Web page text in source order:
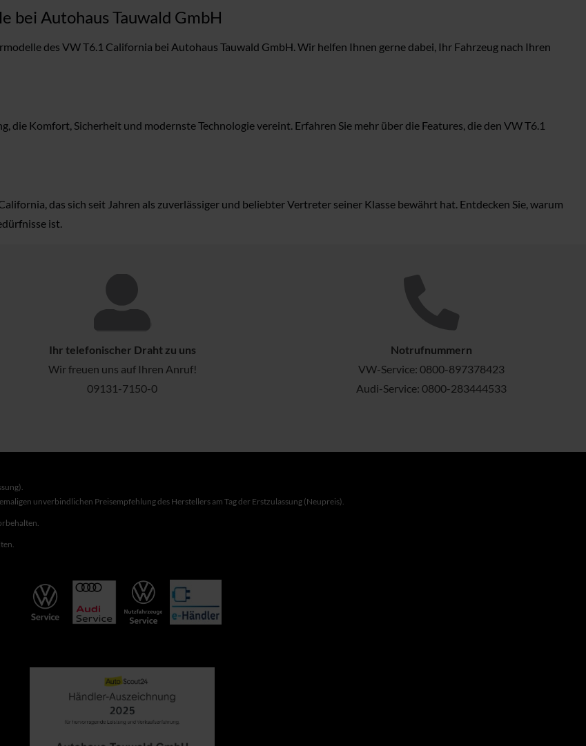
bei Autohaus Tauwald GmbH
des VW T6.1 California bei Autohaus Tauwald GmbH. Wir helfen Ihnen gerne dabei, Ihr Fahrzeug nach Ihren
Komfort, Sicherheit und modernste Technologie vereint. Erfahren Sie mehr über die Features, die den VW T6.1
das sich seit Jahren als zuverlässiger und beliebter Vertreter seiner Klasse bewährt hat. Entdecken Sie, warum
ist.
Ihr telefonischer Draht zu uns
Wir freuen uns auf Ihren Anruf!
09131-7150-0
Notrufnummern
VW-Service: 0800-897378423
Audi-Service: 0800-283444533
unverbindlichen Preisempfehlung des Herstellers am Tag der Erstzulassung (Neupreis).